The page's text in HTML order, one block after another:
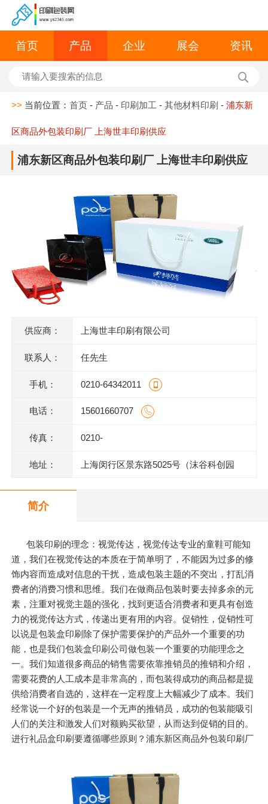
首页 产品 企业 展会 资讯
>> 当前位置：首页 - 产品 - 印刷加工 -其他材料印刷 -浦东新
区商品外包装印刷厂 上海世丰印刷供应
浦东新区商品外包装印刷厂 上海世丰印刷供应
供应商： 上海世丰印刷有限公司
联系人： 任先生
手机： 0210-64342011
电话： 15601660707
传真： 0210-
地址： 上海闵行区景东路5025号（沫谷科创园
简介
包装印刷的理念：视觉传达，视觉传达专业的童鞋可能知
道，我们在视觉传达的本质在于简单明了，不能因为过多的修
饰内容而造成对信息的干扰，造成包装主题的不突出，打乱消
费者的消费习惯和思维。我们在做商品包装时要去掉多余的元
素，注重对视觉主题的强化，找到更适合消费者和更具有创造
力的视觉传达方式，传递出更有用的内容。促销性，促销性可
以说是包装盒印刷除了保护需要保护的产品外一个重要的功
能，也是我们包装盒印刷公司做包装一个重要的功能理念之
一。我们知道很多商品的销售需要依靠推销员的推销和介绍，
需要花费的人工成本是非常高的，而包装得成功的商品都是提
供给消费者自选的，这样在一定程度上大幅减少了成本。我们
经常说一个好的包装是一个无声的推销员，成功的包装能吸引
人们的关注和激发人们对额购买欲望，从而达到促销的目的。
进行礼品盒印刷要遵循哪些原则？浦东新区商品外包装印刷厂